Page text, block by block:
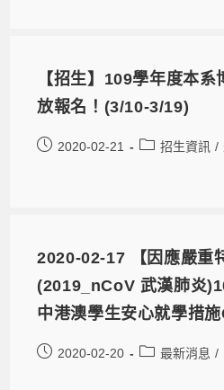
【招生】109學年度本
放報名！(3/10-3/19)
2020-02-21 招生資訊 /
2020-02-17 【因應嚴重
(2019_nCoV 武漢肺炎
中港澳學生安心就學措施
2020-02-20 最新消息 /